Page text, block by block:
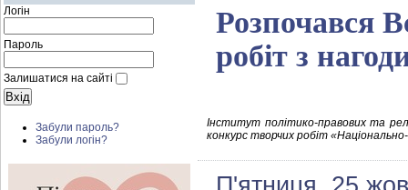
Логін
Пароль
Залишатися на сайті
Забули пароль?
Забули логін?
Розпочався
робіт з
Інститут політико-правових та
конкурс творчих робіт